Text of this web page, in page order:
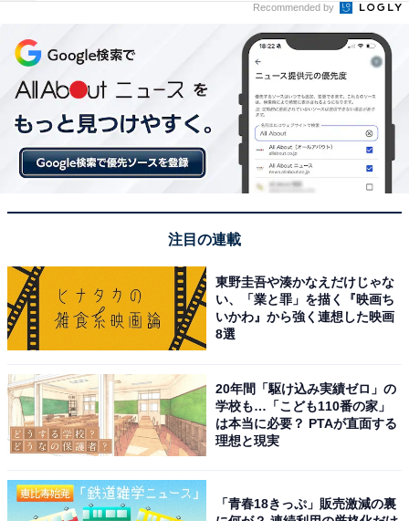
ィングを楽しむことができます。何度乗っても夢中にな
れる楽しさが、高い得票につながったようです。
回答者コメント
「トイストーリーの世界に飛びこめて楽しめるしよ
り映画を見たいという気持ちが高まる」（40代男性
「乗り物に乗ってシューティングするので、大人か
ら子どもまでみんなで楽しめる点。思いのほかヒー
トアップしてしまうところも好きな理由です」（50
代女性／神奈川県）
「自分たちがまるでおもちゃのサイズになったよう
な世界観がとても可愛らしい」（30代女性／福島
県）
Recommended by
注目の連載
東野圭吾や湊かなえだけじゃな
い、「業と罪」を描く『映画ち
いかわ』から強く連想した映画
8選
20年間「駆け込み実績ゼロ」の
学校も…「こども110番の家」
は本当に必要？ PTAが直面する
理想と現実
「青春18きっぷ」販売激減の裏